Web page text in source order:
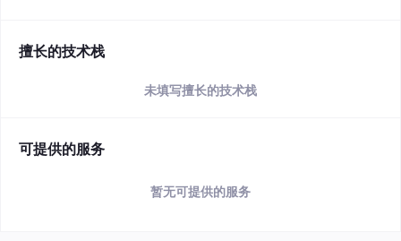
擅长的技术栈
未填写擅长的技术栈
可提供的服务
暂无可提供的服务